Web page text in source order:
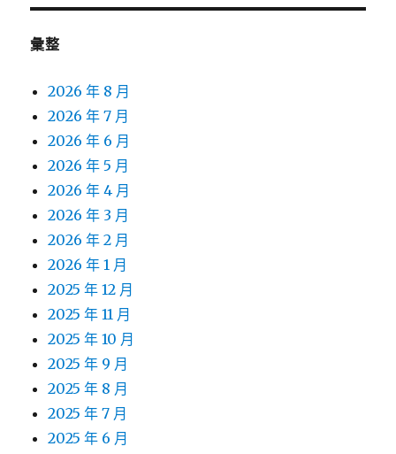
彙整
2026 年 8 月
2026 年 7 月
2026 年 6 月
2026 年 5 月
2026 年 4 月
2026 年 3 月
2026 年 2 月
2026 年 1 月
2025 年 12 月
2025 年 11 月
2025 年 10 月
2025 年 9 月
2025 年 8 月
2025 年 7 月
2025 年 6 月